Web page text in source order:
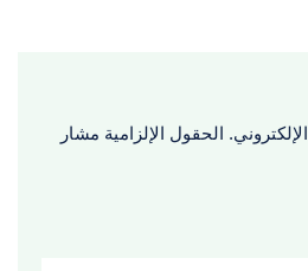
الحقول الإلزامية مشار